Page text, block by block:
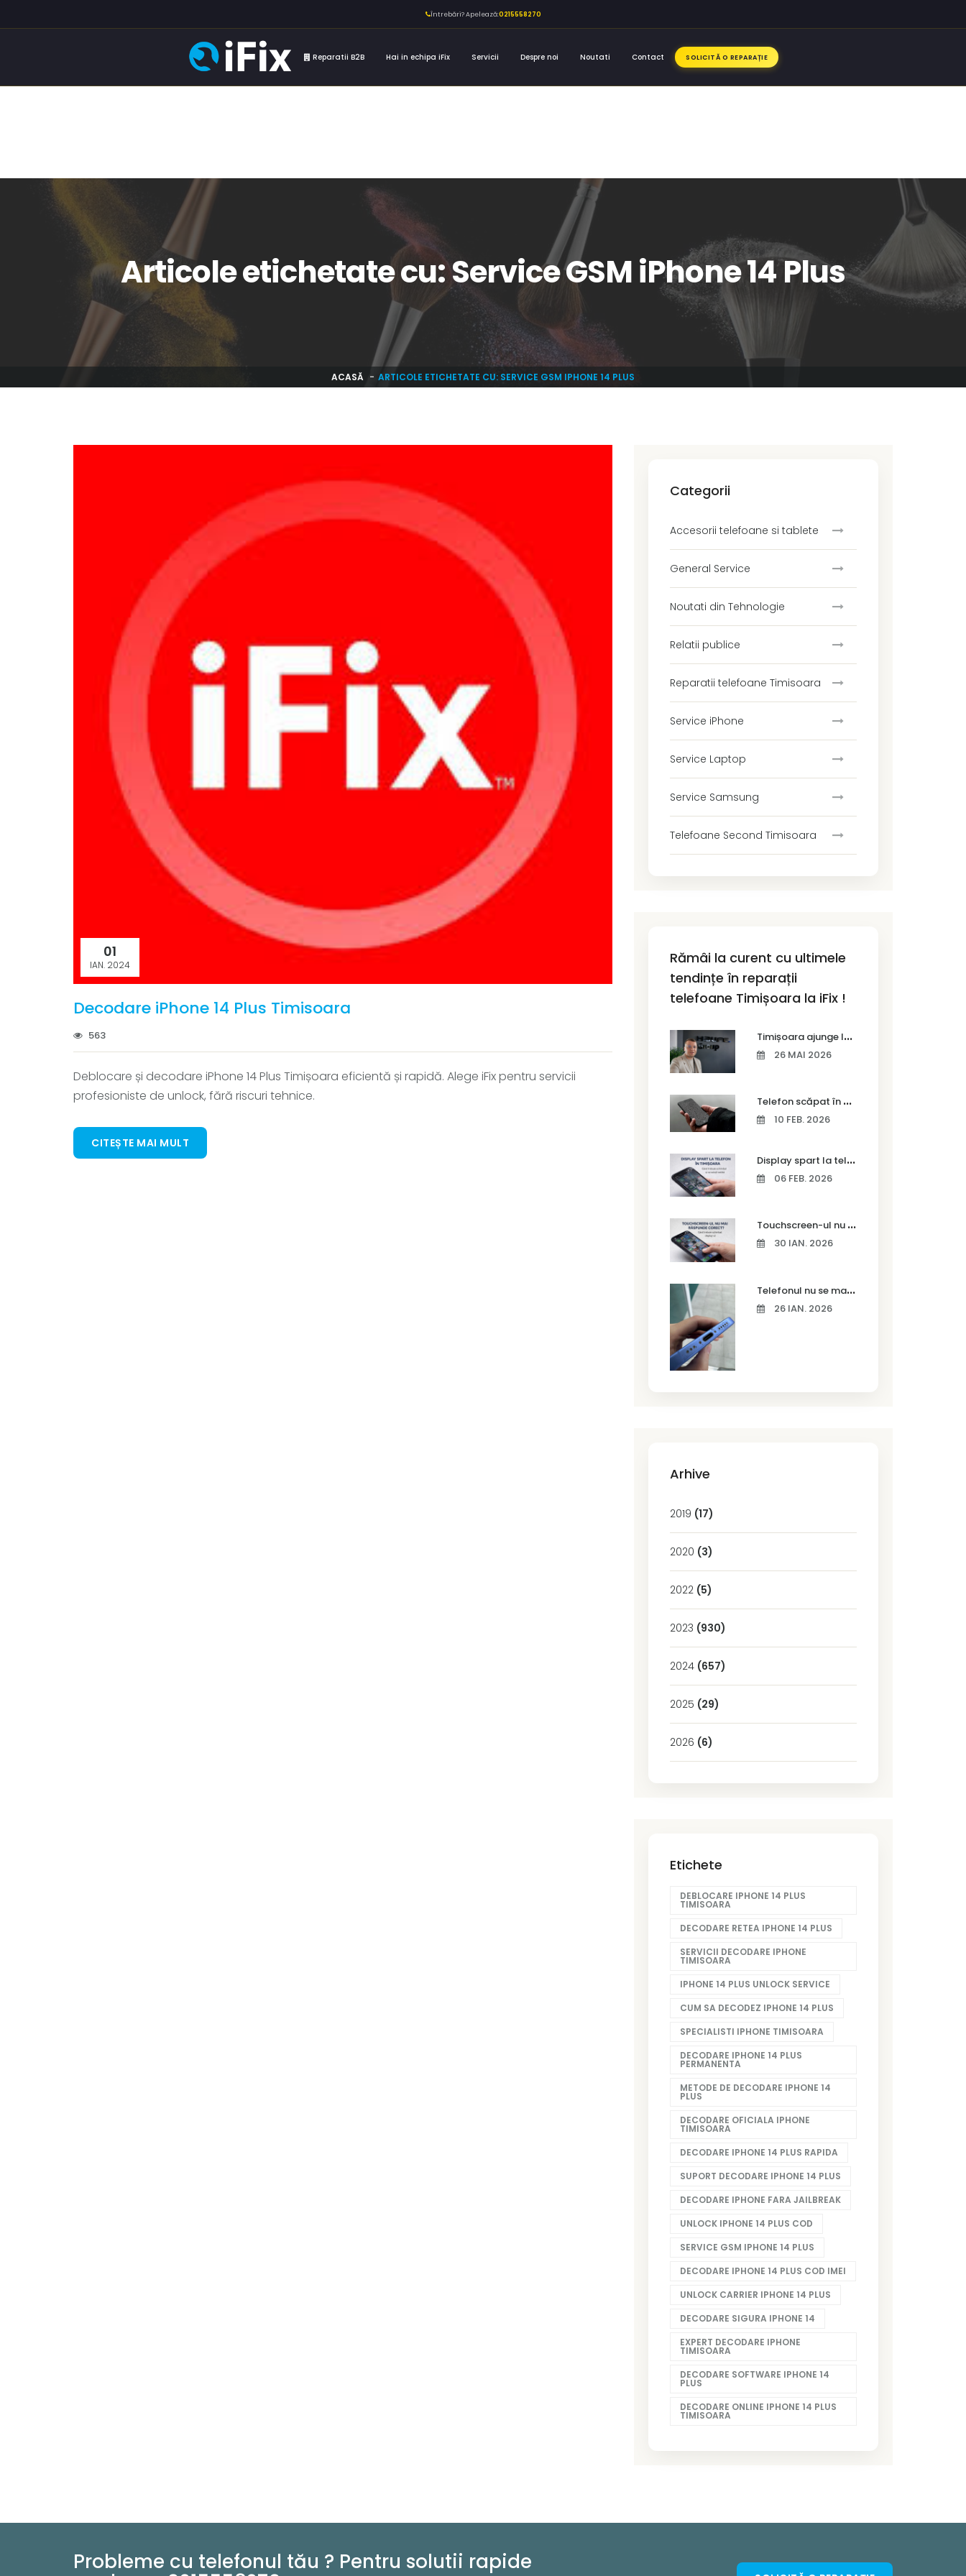
Întrebări? Apelează:0215558270
Reparatii B2B Hai in echipa iFix Servicii Despre noi Noutati Contact SOLICITĂ O REPARAȚIE
Articole etichetate cu: Service GSM iPhone 14 Plus
ACASĂ ARTICOLE ETICHETATE CU: SERVICE GSM IPHONE 14 PLUS
01
IAN. 2024
Decodare iPhone 14 Plus Timisoara
563
Deblocare și decodare iPhone 14 Plus Timișoara eficientă și rapidă. Alege iFix pentru servicii
profesioniste de unlock, fără riscuri tehnice.
CITEȘTE MAI MULT
Categorii
Accesorii telefoane si tablete
General Service
Noutati din Tehnologie
Relatii publice
Reparatii telefoane Timisoara
Service iPhone
Service Laptop
Service Samsung
Telefoane Second Timisoara
Rămâi la curent cu ultimele
tendințe în reparații
telefoane Timișoara la iFix !
T
imișoara ajunge la Vodafone Business Bootcamp prin Marius Cermian de la Armour România
26 MAI 2026
T
elefon scăpat în apă – ce trebuie să faci imediat și ce greșeli să eviți
10 FEB. 2026
D
isplay spart la telefon în Timișoara
06 FEB. 2026
T
ouchscreen-ul nu mai răspunde corect? Când trebuie schimbat display-ul
30 IAN. 2026
T
elefonul nu se mai încarcă corect? Cauze frecvente și soluții la service în Timișoara
26 IAN. 2026
Arhive
2019 (17)
2020 (3)
2022 (5)
2023 (930)
2024 (657)
2025 (29)
2026 (6)
Etichete
DEBLOCARE IPHONE 14 PLUS
TIMISOARA
DECODARE RETEA IPHONE 14 PLUS
SERVICII DECODARE IPHONE
TIMISOARA
IPHONE 14 PLUS UNLOCK SERVICE
CUM SA DECODEZ IPHONE 14 PLUS
SPECIALISTI IPHONE TIMISOARA
DECODARE IPHONE 14 PLUS
PERMANENTA
METODE DE DECODARE IPHONE 14
PLUS
DECODARE OFICIALA IPHONE
TIMISOARA
DECODARE IPHONE 14 PLUS RAPIDA
SUPORT DECODARE IPHONE 14 PLUS
DECODARE IPHONE FARA JAILBREAK
UNLOCK IPHONE 14 PLUS COD
SERVICE GSM IPHONE 14 PLUS
DECODARE IPHONE 14 PLUS COD IMEI
UNLOCK CARRIER IPHONE 14 PLUS
DECODARE SIGURA IPHONE 14
EXPERT DECODARE IPHONE
TIMISOARA
DECODARE SOFTWARE IPHONE 14
PLUS
DECODARE ONLINE IPHONE 14 PLUS
TIMISOARA
Probleme cu telefonul tău ? Pentru solutii rapide